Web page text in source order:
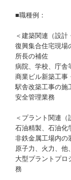
■職種例：
＜建築関連（設計
復興集合住宅現場
所長の補佐
病院、学校、庁舎
商業ビル新築工事
駅舎改築工事の施
安全管理業務
＜プラント関連（
石油精製、石油化
非鉄金属工場内の
原子力、火力、他
大型プラントプロ
務